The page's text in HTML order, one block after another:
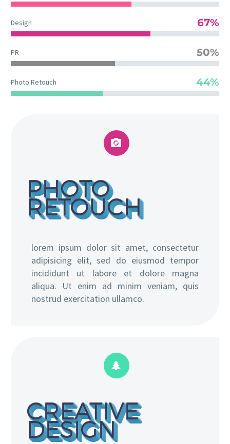
Design 67%
PR 50%
Photo Retouch 44%


PHOTO
RETOUCH
lorem ipsum dolor sit amet, consectetur
adipisicing elit, sed do eiusmod tempor
incididunt ut labore et dolore magna
aliqua. Ut enim ad minim veniam, quis
nostrud exercitation ullamco.


CREATIVE
DESIGN